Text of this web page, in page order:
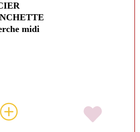
midi